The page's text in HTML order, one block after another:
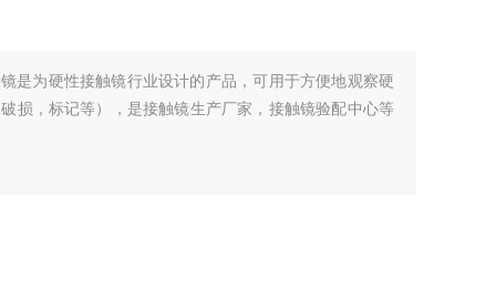
是为硬性接触镜行业设计的产品，可用于方便地观察硬
损，标记等），是接触镜生产厂家，接触镜验配中心等